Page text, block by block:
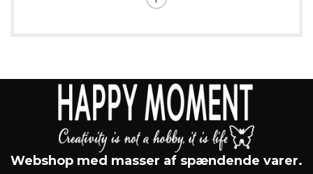
Webshop med masser af spændende varer.